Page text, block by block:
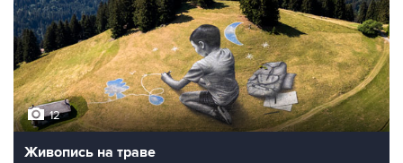
12
Живопись на траве